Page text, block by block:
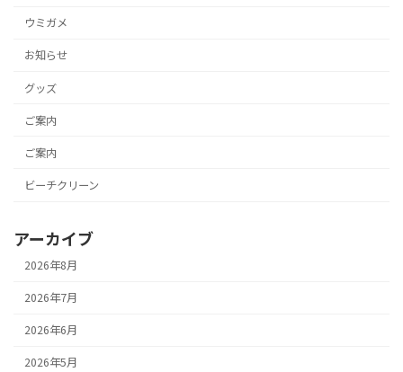
ウミガメ
お知らせ
グッズ
ご案内
ご案内
ビーチクリーン
アーカイブ
2026年8月
2026年7月
2026年6月
2026年5月